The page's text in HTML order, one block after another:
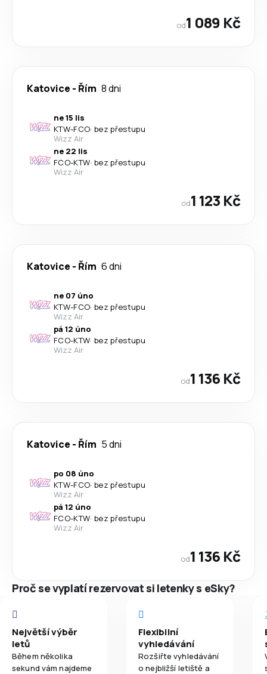
od1 089 Kč
Katovice - Řím 8 dni
ne 15 lis
KTW-FCO· bez přestupu
Wizz Air
ne 22 lis
FCO-KTW· bez přestupu
Wizz Air
od1 123 Kč
Katovice - Řím 6 dni
ne 07 úno
KTW-FCO· bez přestupu
Wizz Air
pá 12 úno
FCO-KTW· bez přestupu
Wizz Air
od1 136 Kč
Katovice - Řím 5 dni
po 08 úno
KTW-FCO· bez přestupu
Wizz Air
pá 12 úno
FCO-KTW· bez přestupu
Wizz Air
od1 136 Kč
Proč se vyplatí rezervovat si letenky s eSky?
Největší výběr
letů
Během několika
sekund vám najdeme
Flexibilní
vyhledávání
Rozšiřte vyhledávání
o nejbližší letiště a